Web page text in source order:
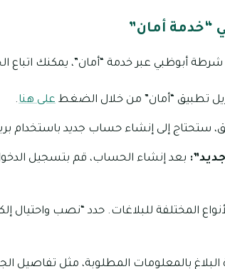
“خدمة أمان”
أبوظبي عبر خدمة “أمان”، يمكنك اتباع
تطبيق “أمان” من خلال الضغط على هنا.
ستحتاج إلى إنشاء حساب جديد باستخدام
بعد إنشاء الحساب، قم بتسجيل الدخول
المختلفة للبلاغات. حدد “نصب واحتيال
بالمعلومات المطلوبة، مثل تفاصيل